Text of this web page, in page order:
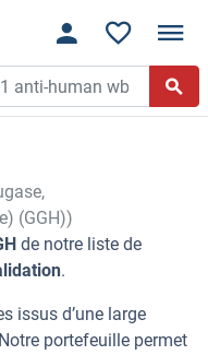
(GGH))
de notre liste de
.
issus d’une large
portefeuille permet